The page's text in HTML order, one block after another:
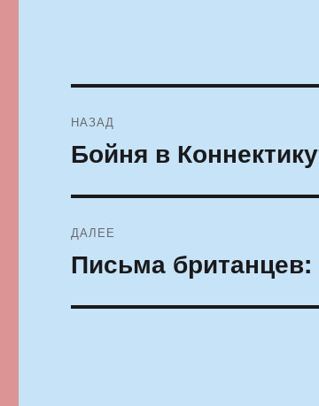
по
НАЗАД
Предыдущая
Бойня в
ДАЛЕЕ
Следующая
Письма